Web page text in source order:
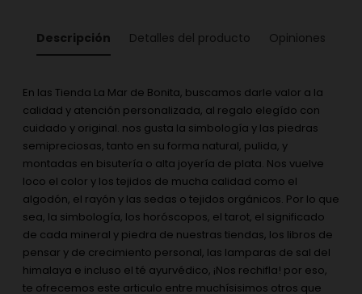
Descripción Detalles del producto Opiniones
En las Tienda La Mar de Bonita, buscamos darle valor a la
calidad y atención personalizada, al regalo elegído con
cuidado y original. nos gusta la simbología y las piedras
semipreciosas, tanto en su forma natural, pulida, y
montadas en bisutería o alta joyería de plata. Nos vuelve
loco el color y los tejidos de mucha calidad como el
algodón, el rayón y las sedas o tejidos orgánicos. Por lo que
sea, la simbología, los horóscopos, el tarot, el significado
de cada mineral y piedra de nuestras tiendas, los libros de
pensar y de crecimiento personal, las lamparas de sal del
himalaya e incluso el té ayurvédico, ¡Nos rechifla! por eso,
te ofrecemos este articulo entre muchísisimos otros que